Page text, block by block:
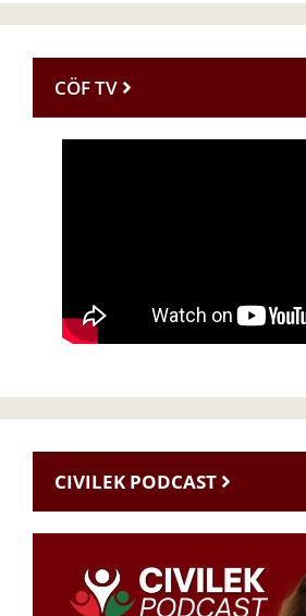
CÖF TV
CIVILEK PODCAST